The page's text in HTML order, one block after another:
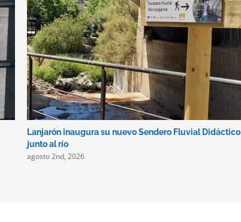
Lanjarón inaugura su nuevo Sendero Fluvial Didáctico
junto al río
agosto 2nd, 2026